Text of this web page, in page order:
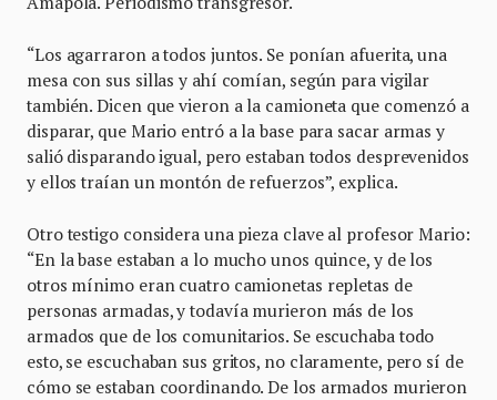
“Los agarraron a todos juntos. Se ponían afuerita, una
mesa con sus sillas y ahí comían, según para vigilar
también. Dicen que vieron a la camioneta que comenzó a
disparar, que Mario entró a la base para sacar armas y
salió disparando igual, pero estaban todos desprevenidos
y ellos traían un montón de refuerzos”, explica.
Otro testigo considera una pieza clave al profesor Mario:
“En la base estaban a lo mucho unos quince, y de los
otros mínimo eran cuatro camionetas repletas de
personas armadas, y todavía murieron más de los
armados que de los comunitarios. Se escuchaba todo
esto, se escuchaban sus gritos, no claramente, pero sí de
cómo se estaban coordinando. De los armados murieron